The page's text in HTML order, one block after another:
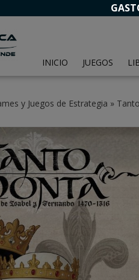
INICIO JUEGOS
y Juegos de Estrategia »